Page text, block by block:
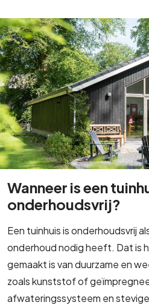
Wanneer is een
onderhoudsvrij?
Een tuinhuis is onderhoudsvrij
onderhoud nodig heeft. Dat is
gemaakt is van duurzame en
zoals kunststof of
afwateringssysteem en